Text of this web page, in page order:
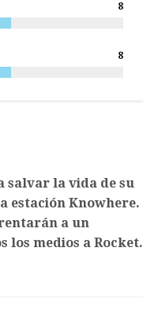
8
8
salvar la vida de su
estación Knowhere.
a un
medios a Rocket.